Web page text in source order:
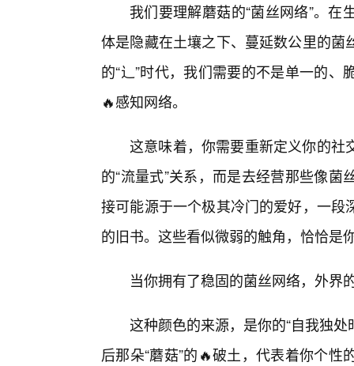
我们要理解蘑菇的“菌丝网络”。
体是隐藏在土壤之下、蔓延数公里的
的“辶”时代，我们需要的不是单一的
🔥感知网络。
这意味着，你需要重新定义你的社
的“流量式”关系，而是去经营那些像
接可能源于一个极其冷门的爱好，一
的旧书。这些看似微弱的触角，恰恰是
当你拥有了稳固的菌丝网络，外界
这种颜色的来源，是你的“自我独
后那朵“蘑菇”的🔥破土，代表着你个